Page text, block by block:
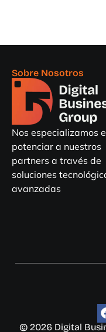
Sobre Nosotros
Nos especializamos
potenciar a nuestros
partners a través de
soluciones
avanzadas
© 2026 Digital